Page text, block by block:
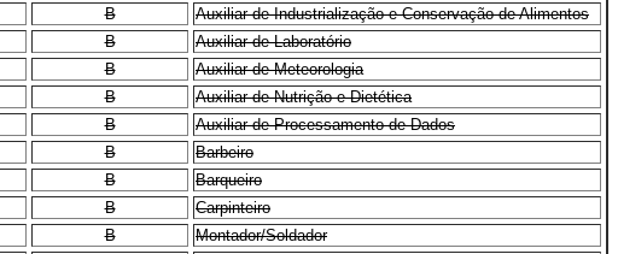
B
Auxiliar de Industrialização e Conservação de Alimentos
B
Auxiliar de Laboratório
B
Auxiliar de Meteorologia
B
Auxiliar de Nutrição e Dietética
B
Auxiliar de Processamento de Dados
B
Barbeiro
B
Barqueiro
B
Carpinteiro
B
Montador/Soldador